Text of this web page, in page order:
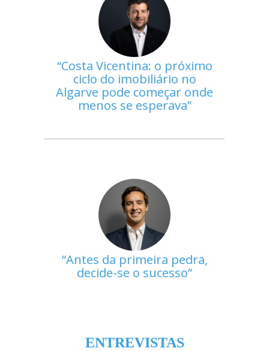
Costa Vicentina: o próximo
ciclo do imobiliário no
Algarve pode começar onde
menos se esperava
Antes da primeira pedra,
decide-se o sucesso
ENTREVISTAS